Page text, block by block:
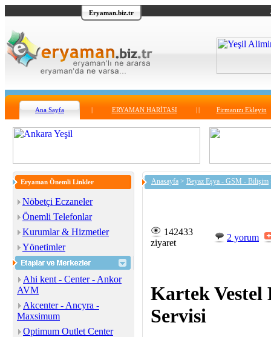
Eryaman.biz.tr
Ana Sayfa ERYAMAN HARİTASI Firmanızı Ekleyin
Eryaman Önemli Linkler
Nöbetçi Eczaneler
Önemli Telefonlar
Kurumlar & Hizmetler
Yönetimler
Ahi kent - Center - Ankor
AVM
Akcenter - Ancyra -
Maxsimum
Optimum Outlet Center
Anasayfa > Beyaz Eşya - GSM - Bilişim
142433
ziyaret
2 yorum
Kartek Vestel
Servisi